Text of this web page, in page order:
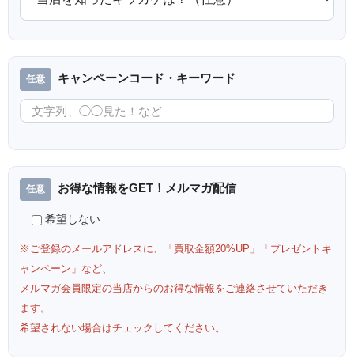
キャンペーンコード・キーワード
お得な情報をGET！メルマガ配信
希望しない
※ご登録のメールアドレスに、「買取金額20%UP」「プレゼントキ
ャンペーン」など、
メルマガ会員限定の当店からのお得な情報をご連絡させていただき
ます。
希望されない場合はチェックしてください。